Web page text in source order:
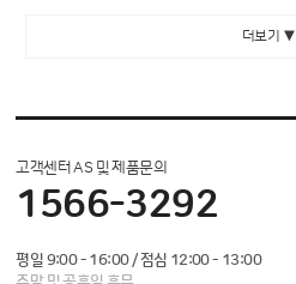
더보기 ▼
고객센터 AS 및 제품문의
1566-3292
평일 9:00 - 16:00 / 점심 12:00 - 13:00